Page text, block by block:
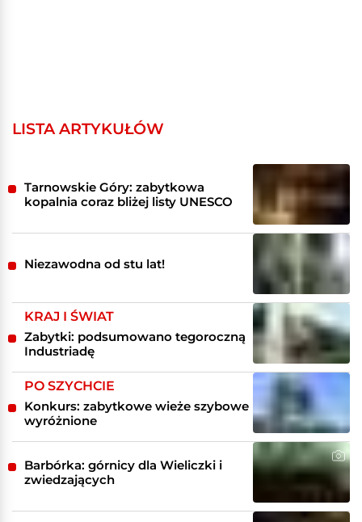
LISTA ARTYKUŁÓW
Tarnowskie Góry: zabytkowa
kopalnia coraz bliżej listy UNESCO
Niezawodna od stu lat!
KRAJ I ŚWIAT
Zabytki: podsumowano tegoroczną
Industriadę
PO SZYCHCIE
Konkurs: zabytkowe wieże szybowe
wyróżnione
Barbórka: górnicy dla Wieliczki i
zwiedzających